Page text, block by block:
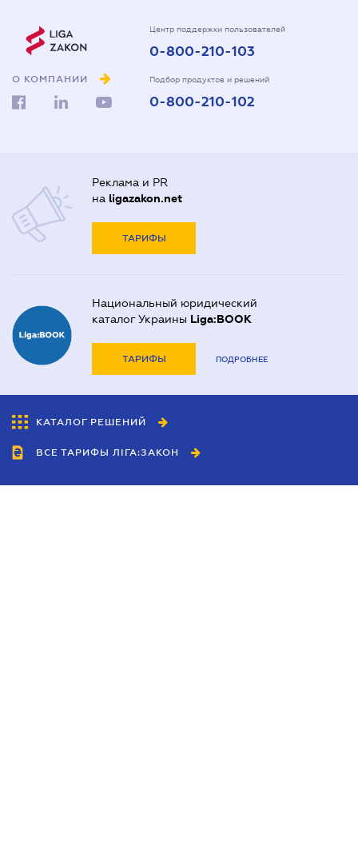
О КОМПАНИИ
Центр поддержки пользователей
0-800-210-103
Подбор продуктов и решений
0-800-210-102
Реклама и PR
на ligazakon.net
ТАРИФЫ
Национальный юридический
каталог Украины Liga:BOOK
ТАРИФЫ ПОДРОБНЕЕ
КАТАЛОГ РЕШЕНИЙ
ВСЕ ТАРИФЫ ЛІГА:ЗАКОН